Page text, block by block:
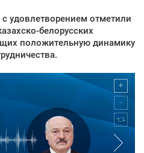
удовлетворением отметили
белорусских
положительную динамику